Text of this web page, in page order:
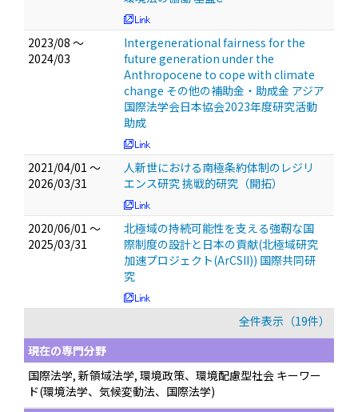
2023/08 ～
2024/03
Intergenerational fairness for the
future generation under the
Anthropocene to cope with climate
change その他の補助金・助成金 アジア
国際法学会日本協会2023年度研究活動
助成
2021/04/01 ～
2026/03/31
人新世における南極条約体制のレジリ
エンス研究 挑戦的研究（開拓）
2020/06/01 ～
2025/03/31
北極域の持続可能性を支える強靭な国
際制度の設計と日本の貢献(北極域研究
加速プロジェクト(ArCSII)) 国際共同研
究
全件表示（19件）
現在の専門分野
国際法学, 新領域法学, 環境政策、環境配慮型社会 キーワー
ド(環境法学、気候変動法、国際法学)